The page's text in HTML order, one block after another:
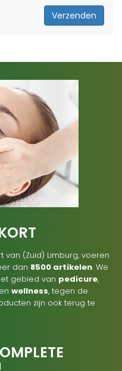
Verzenden
van (Zuid) Limburg, voeren
dan 8500 artikelen. We
gebied van pedicure,
en wellness, tegen de
zijn ook terug te